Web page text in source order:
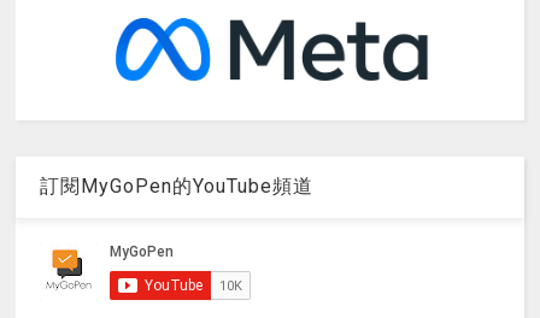
訂閱MyGoPen的YouTube頻道